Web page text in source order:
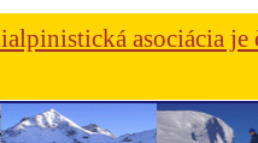
asociácia